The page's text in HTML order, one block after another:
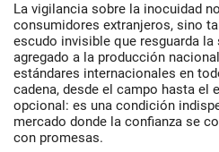
La vigilancia sobre la inocuidad
consumidores extranjeros, sino
escudo invisible que resguarda
agregado a la producción
estándares internacionales en
cadena, desde el campo hasta el
opcional: es una condición
mercado donde la confianza se
con promesas.